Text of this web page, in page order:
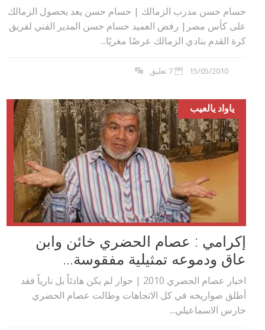
حسام حسن مدرب الزمالك | حسام حسن يعد بحصول الزمالك
على كأس مصر| رفض العميد حسام حسن المدير الفني لفريق
كرة القدم بنادي الزمالك عرضًا مغريًا...
15/05/2010 7 تعليق
ياواد يالعيب
إكرامي : عصام الحضري خائن وابن
عاق ودموعه تمثيلية مفقوسة...
اخبار عصام الحضري 2010 | حوار لم يكن هادئاً بل نارياً فقد
أطلق صواريخه في كل الاتجاهات وطالت عصام الحضري
حارس الاسماعيلي...